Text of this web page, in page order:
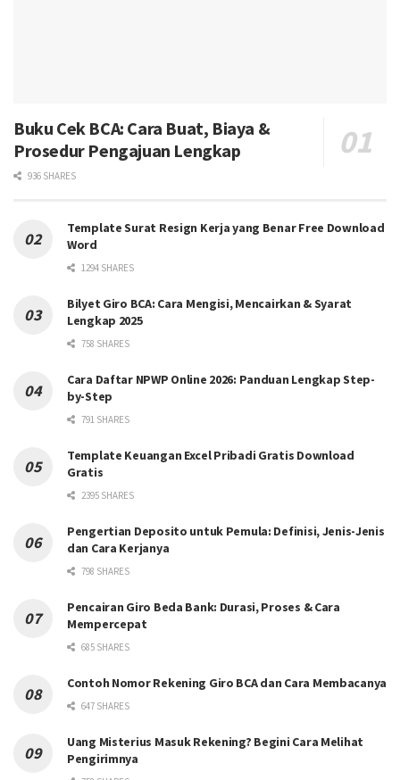
Buku Cek BCA: Cara Buat, Biaya &
Prosedur Pengajuan Lengkap
936 SHARES
Template Surat Resign Kerja yang Benar Free Download
Word
1294 SHARES
Bilyet Giro BCA: Cara Mengisi, Mencairkan & Syarat
Lengkap 2025
758 SHARES
Cara Daftar NPWP Online 2026: Panduan Lengkap Step-
by-Step
791 SHARES
Template Keuangan Excel Pribadi Gratis Download
Gratis
2395 SHARES
Pengertian Deposito untuk Pemula: Definisi, Jenis-Jenis
dan Cara Kerjanya
798 SHARES
Pencairan Giro Beda Bank: Durasi, Proses & Cara
Mempercepat
685 SHARES
Contoh Nomor Rekening Giro BCA dan Cara Membacanya
647 SHARES
Uang Misterius Masuk Rekening? Begini Cara Melihat
Pengirimnya